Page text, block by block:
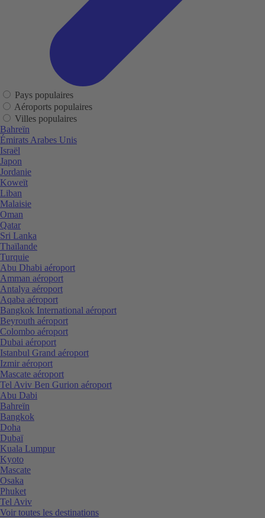
Pays populaires
Aéroports populaires
Villes populaires
Bahreïn
Émirats Arabes Unis
Israël
Japon
Jordanie
Koweït
Liban
Malaisie
Oman
Qatar
Sri Lanka
Thaïlande
Turquie
Abu Dhabi aéroport
Amman aéroport
Antalya aéroport
Aqaba aéroport
Bangkok International aéroport
Beyrouth aéroport
Colombo aéroport
Dubai aéroport
Istanbul Grand aéroport
Izmir aéroport
Mascate aéroport
Tel Aviv Ben Gurion aéroport
Abu Dabi
Bahreïn
Bangkok
Doha
Dubaï
Kuala Lumpur
Kyoto
Mascate
Osaka
Phuket
Tel Aviv
Voir toutes les destinations